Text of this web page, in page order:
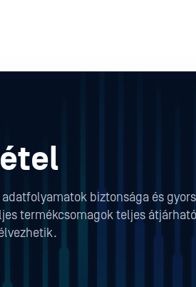
biztonsága és
termékcsomagok teljes